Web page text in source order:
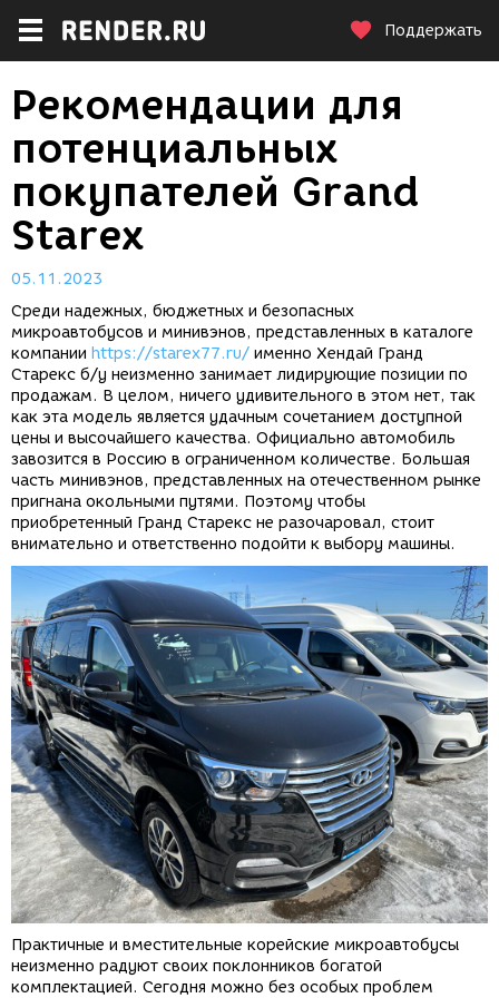
Поддержать
Рекомендации для
потенциальных
покупателей Grand
Starex
05.11.2023
Среди надежных, бюджетных и безопасных
микроавтобусов и минивэнов, представленных в каталоге
компании https://starex77.ru/ именно Хендай Гранд
Старекс б/у неизменно занимает лидирующие позиции по
продажам. В целом, ничего удивительного в этом нет, так
как эта модель является удачным сочетанием доступной
цены и высочайшего качества. Официально автомобиль
завозится в Россию в ограниченном количестве. Большая
часть минивэнов, представленных на отечественном рынке
пригнана окольными путями. Поэтому чтобы
приобретенный Гранд Старекс не разочаровал, стоит
внимательно и ответственно подойти к выбору машины.
Практичные и вместительные корейские микроавтобусы
неизменно радуют своих поклонников богатой
комплектацией. Сегодня можно без особых проблем